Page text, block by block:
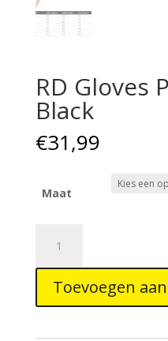
RD Gloves
Black
€31,99
Maat
Gloves
Premium
Line
Black
Toevoegen